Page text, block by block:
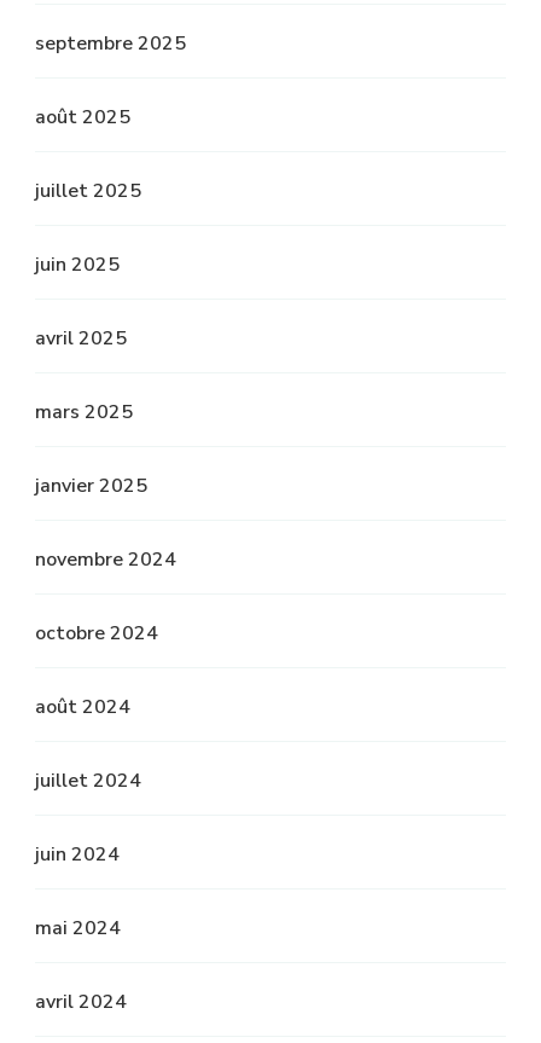
septembre 2025
août 2025
juillet 2025
juin 2025
avril 2025
mars 2025
janvier 2025
novembre 2024
octobre 2024
août 2024
juillet 2024
juin 2024
mai 2024
avril 2024